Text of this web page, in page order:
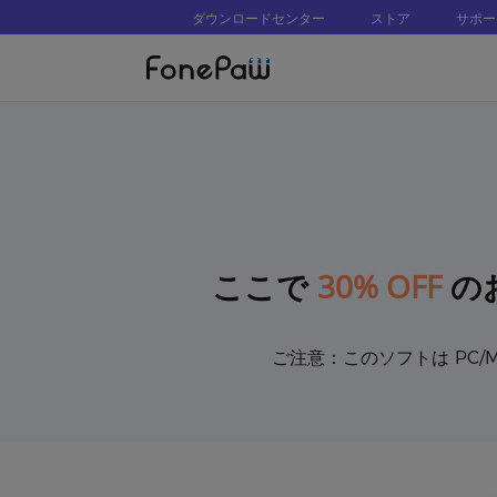
ダウンロードセンター ストア サポー
ここで 30% OFFの
ご注意：このソフトは PC/